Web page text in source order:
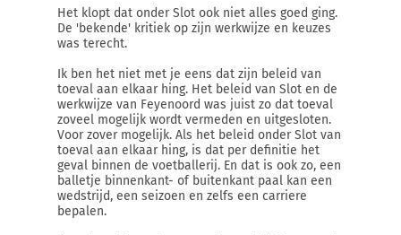
Het klopt dat onder Slot ook niet alles goed ging.
De 'bekende' kritiek op zijn werkwijze en keuzes
was terecht.
Ik ben het niet met je eens dat zijn beleid van
toeval aan elkaar hing. Het beleid van Slot en de
werkwijze van Feyenoord was juist zo dat toeval
zoveel mogelijk wordt vermeden en uitgesloten.
Voor zover mogelijk. Als het beleid onder Slot van
toeval aan elkaar hing, is dat per definitie het
geval binnen de voetballerij. En dat is ook zo, een
balletje binnenkant- of buitenkant paal kan een
wedstrijd, een seizoen en zelfs een carriere
bepalen.